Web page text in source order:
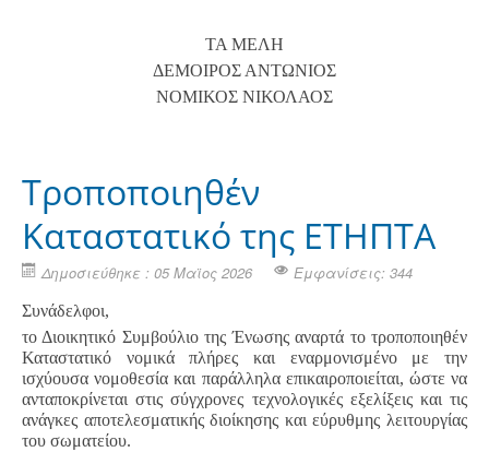
ΤΑ ΜΕΛΗ
ΔΕΜΟΙΡΟΣ ΑΝΤΩΝΙΟΣ
ΝΟΜΙΚΟΣ ΝΙΚΟΛΑΟΣ
Τροποποιηθέν
Καταστατικό της ΕΤΗΠΤΑ
Δημοσιεύθηκε : 05 Μαϊος 2026 Εμφανίσεις: 344
Συνάδελφοι,
το Διοικητικό Συμβούλιο της Ένωσης αναρτά το τροποποιηθέν
Καταστατικό νομικά πλήρες και εναρμονισμένο με την
ισχύουσα νομοθεσία και παράλληλα επικαιροποιείται, ώστε να
ανταποκρίνεται στις σύγχρονες τεχνολογικές εξελίξεις και τις
ανάγκες αποτελεσματικής διοίκησης και εύρυθμης λειτουργίας
του σωματείου.